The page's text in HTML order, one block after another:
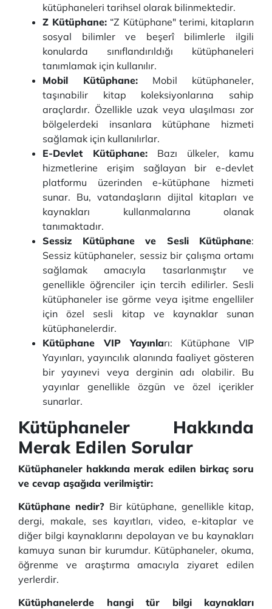
kütüphaneleri tarihsel olarak bilinmektedir.
Z Kütüphane: “Z Kütüphane" terimi, kitapların
sosyal bilimler ve beşerî bilimlerle ilgili
konularda sınıflandırıldığı kütüphaneleri
tanımlamak için kullanılır.
Mobil Kütüphane: Mobil kütüphaneler,
taşınabilir kitap koleksiyonlarına sahip
araçlardır. Özellikle uzak veya ulaşılması zor
bölgelerdeki insanlara kütüphane hizmeti
sağlamak için kullanılırlar.
E-Devlet Kütüphane: Bazı ülkeler, kamu
hizmetlerine erişim sağlayan bir e-devlet
platformu üzerinden e-kütüphane hizmeti
sunar. Bu, vatandaşların dijital kitapları ve
kaynakları kullanmalarına olanak
tanımaktadır.
Sessiz Kütüphane ve Sesli Kütüphane:
Sessiz kütüphaneler, sessiz bir çalışma ortamı
sağlamak amacıyla tasarlanmıştır ve
genellikle öğrenciler için tercih edilirler. Sesli
kütüphaneler ise görme veya işitme engelliler
için özel sesli kitap ve kaynaklar sunan
kütüphanelerdir.
Kütüphane VIP Yayınları: Kütüphane VIP
Yayınları, yayıncılık alanında faaliyet gösteren
bir yayınevi veya derginin adı olabilir. Bu
yayınlar genellikle özgün ve özel içerikler
sunarlar.
Kütüphaneler Hakkında
Merak Edilen Sorular
Kütüphaneler hakkında merak edilen birkaç soru
ve cevap aşağıda verilmiştir:
Kütüphane nedir? Bir kütüphane, genellikle kitap,
dergi, makale, ses kayıtları, video, e-kitaplar ve
diğer bilgi kaynaklarını depolayan ve bu kaynakları
kamuya sunan bir kurumdur. Kütüphaneler, okuma,
öğrenme ve araştırma amacıyla ziyaret edilen
yerlerdir.
Kütüphanelerde hangi tür bilgi kaynakları